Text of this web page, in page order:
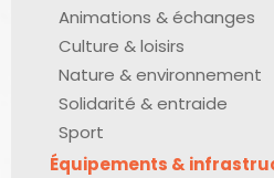
Animations & échanges
Culture & loisirs
Nature & environnement
Solidarité & entraide
Sport
Équipements &